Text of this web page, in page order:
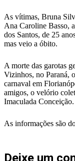
As vítimas, Bruna
Ana Caroline Basso,
dos Santos, de 25
mas veio a óbito.
A morte das garotas
Vizinhos, no Paraná,
carnaval em
amigos, o velório
Imaculada Conceição.
As informações são
Deixe um